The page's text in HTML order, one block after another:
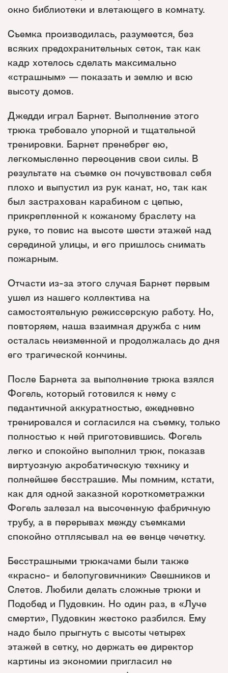
окно библиотеки и влетающего в комнату.
Съемка производилась, разумеется, без
всяких предохранительных сеток, так как
кадр хотелось сделать максимально
«страшным» — показать и землю и всю
высоту домов.
Джедди играл Барнет. Выполнение этого
трюка требовало упорной и тщательной
тренировки. Барнет пренебрег ею,
легкомысленно переоценив свои силы. В
результате на съемке он почувствовал себя
плохо и выпустил из рук канат, но, так как
был застрахован карабином с цепью,
прикрепленной к кожаному браслету на
руке, то повис на высоте шести этажей над
серединой улицы, и его пришлось снимать
пожарным.
Отчасти из-за этого случая Барнет первым
ушел из нашего коллектива на
самостоятельную режиссерскую работу. Но,
повторяем, наша взаимная дружба с ним
осталась неизменной и продолжалась до дня
его трагической кончины.
После Барнета за выполнение трюка взялся
Фогель, который готовился к нему с
педантичной аккуратностью, ежедневно
тренировался и согласился на съемку, только
полностью к ней приготовившись. Фогель
легко и спокойно выполнил трюк, показав
виртуозную акробатическую технику и
полнейшее бесстрашие. Мы помним, кстати,
как для одной заказной короткометражки
Фогель залезал на высоченную фабричную
трубу, а в перерывах между съемками
спокойно отплясывал на ее венце чечетку.
Бесстрашными трюкачами были также
«красно- и белопуговичники» Свешников и
Слетов. Любили делать сложные трюки и
Подобед и Пудовкин. Но один раз, в «Луче
смерти», Пудовкин жестоко разбился. Ему
надо было прыгнуть с высоты четырех
этажей в сетку, но держать ее директор
картины из экономии пригласил не